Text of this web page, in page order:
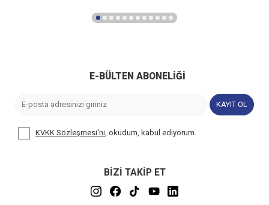
E-BÜLTEN ABONELIĞI
KAYIT OL
KVKK Sözleşmesi'ni , okudum, kabul ediyorum.
BİZİ TAKİP ET